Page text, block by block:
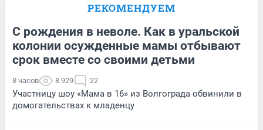
РЕКОМЕНДУЕМ
С рождения в неволе. Как в уральской
колонии осужденные мамы отбывают
срок вместе со своими детьми
8 часов 8 929 22
Участницу шоу «Мама в 16» из Волгограда обвинили в
домогательствах к младенцу